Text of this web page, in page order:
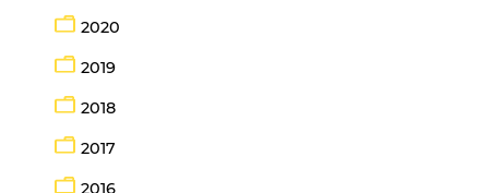
2020
2019
2018
2017
2016